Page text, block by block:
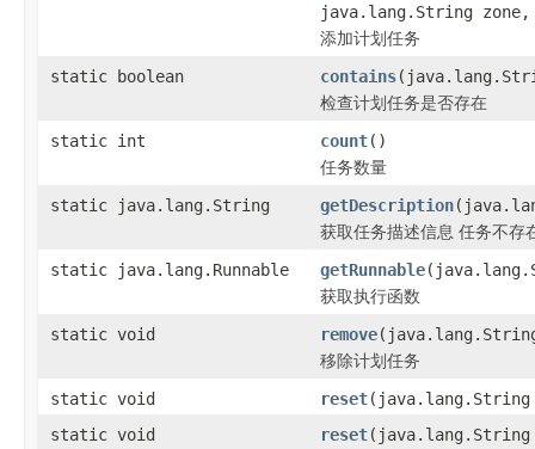
java.lang.String zone,
添加计划任务
static boolean
contains
检查计划任务是否存在
static int
count()
任务数量
static java.lang.String
getDescription
获取任务描述信息 任务不
static java.lang.Runnable
getRunnable
获取执行函数
static void
remove
移除计划任务
static void
reset(java.lang.String
static void
reset